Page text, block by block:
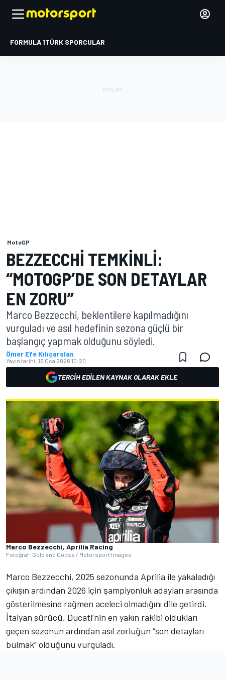
FORMULA 1TÜRK SPORCULAR
MotoGP
BEZZECCHI TEMKINLI:
“MOTOGP’DE SON DETAYLAR
EN ZORU”
Marco Bezzecchi, beklentilere kapılmadığını
vurguladı ve asıl hedefinin sezona güçlü bir
başlangıç yapmak olduğunu söyledi.
Ömer Efe Kılıçarslan
Yayın tarihi: 16 Oca 2026 10:20
TERCIH EDILEN KAYNAK OLARAK EKLE
Marco Bezzecchi, Aprilia Racing
Fotoğraf: Gold and Goose / Motorsport Images
Marco Bezzecchi, 2025 sezonunda Aprilia ile yakaladığı
çıkışın ardından 2026 için şampiyonluk adayları arasında
gösterilmesine rağmen aceleci olmadığını dile getirdi.
İtalyan sürücü, Ducati’nin en yakın rakibi oldukları
geçen sezonun ardından asıl zorluğun “son detayları
bulmak” olduğunu vurguladı.